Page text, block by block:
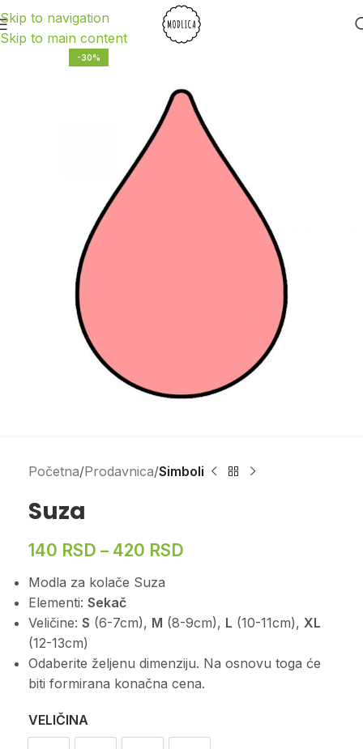
Skip to navigation
Skip to main content
-30%
Početna Prodavnica Simboli
Suza
140 RSD – 420 RSD
Modla za kolače Suza
Elementi: Sekač
Veličine: S (6-7cm), M (8-9cm), L (10-11cm), XL
(12-13cm)
Odaberite željenu dimenziju. Na osnovu toga će
biti formirana konačna cena.
VELIČINA